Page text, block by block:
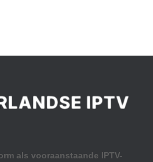
als vooraanstaande IPTV-